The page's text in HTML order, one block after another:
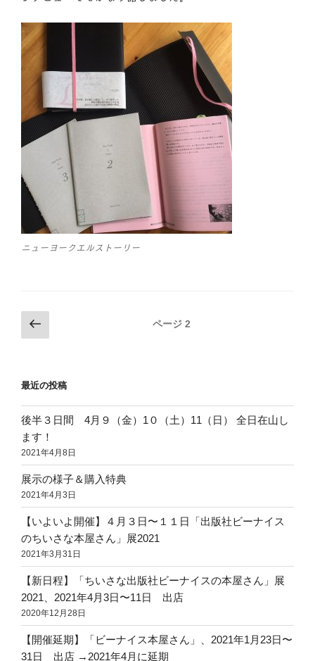
ニューヨークエルストーリー
投
稿
ビ
ー
シ
ョ
ン
の
ジ
ページ 2
最近の投稿
後半３日間 4月９（金）1０（土）11（日） 全日在山し
ます！
2021年4月8日
展示の様子＆購入特典
2021年4月3日
【いよいよ開催】４月３日〜１１日「出版社ビーナイス
のちいさな本屋さん」展2021
2021年3月31日
【新日程】「ちいさな出版社ビーナイスの本屋さん」展
2021、2021年4月3日〜11日 出店
2020年12月28日
【開催延期】「ビーナイス本屋さん」、2021年1月23日〜
31日 出店 →2021年4月に延期